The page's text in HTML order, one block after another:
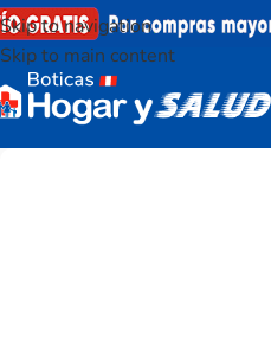
Skip to navigation
Skip to main content